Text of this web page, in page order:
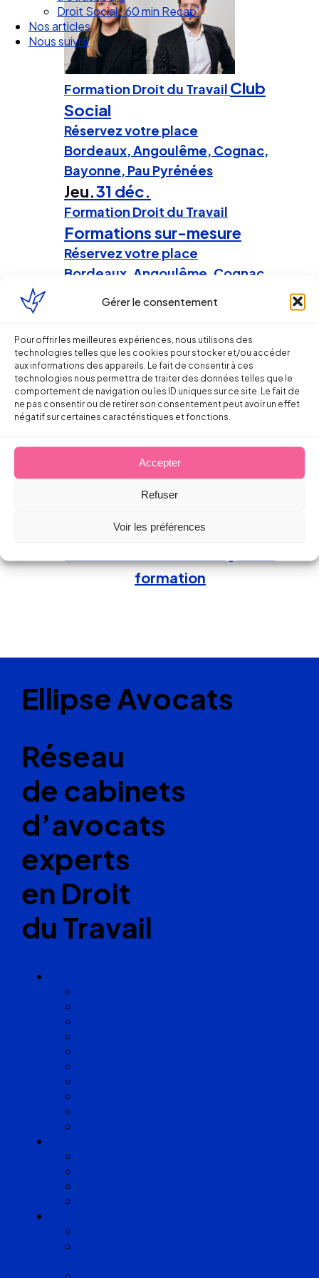
Gérer le consentement
Pour offrir les meilleures expériences, nous utilisons des
technologies telles que les cookies pour stocker et/ou accéder
aux informations des appareils. Le fait de consentir à ces
technologies nous permettra de traiter des données telles que le
comportement de navigation ou les ID uniques sur ce site. Le fait de
ne pas consentir ou de retirer son consentement peut avoir un effet
négatif sur certaines caractéristiques et fonctions.
Accepter
Refuser
Voir les préférences
Droit Social : 60 min Recap’
Nos articles
Nous suivre
Formation Droit du Travail Club
Social
Réservez votre place
Bordeaux, Angoulême, Cognac,
Bayonne, Pau Pyrénées
Jeu.31 déc.
Formation Droit du Travail
Formations sur-mesure
Réservez votre place
Bordeaux, Angoulême, Cognac,
Formation Droit du TravailPacks
de formations clés en main
Réservez votre place
Bordeaux, Angoulême, Cognac,
Bayonne, Pau Pyrénées
Formation Droit du Travail
Thématiques
Réservez votre place
formation
Ellipse Avocats
Réseau
de cabinets
d’avocats
experts
en Droit
du Travail